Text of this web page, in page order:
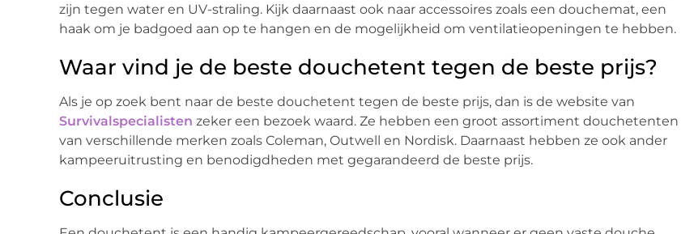
zijn tegen water en UV-straling. Kijk daarnaast ook naar accessoires zoals een douchemat, een
haak om je badgoed aan op te hangen en de mogelijkheid om ventilatieopeningen te hebben.
Waar vind je de beste douchetent tegen de beste prijs?
Als je op zoek bent naar de beste douchetent tegen de beste prijs, dan is de website van
Survivalspecialisten zeker een bezoek waard. Ze hebben een groot assortiment douchetenten
van verschillende merken zoals Coleman, Outwell en Nordisk. Daarnaast hebben ze ook ander
kampeeruitrusting en benodigdheden met gegarandeerd de beste prijs.
Conclusie